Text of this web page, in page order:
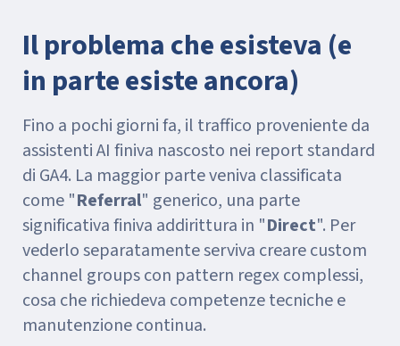
Il problema che esisteva (e
in parte esiste ancora)
Fino a pochi giorni fa, il traffico proveniente da
assistenti AI finiva nascosto nei report standard
di GA4. La maggior parte veniva classificata
come "Referral" generico, una parte
significativa finiva addirittura in "Direct". Per
vederlo separatamente serviva creare custom
channel groups con pattern regex complessi,
cosa che richiedeva competenze tecniche e
manutenzione continua.